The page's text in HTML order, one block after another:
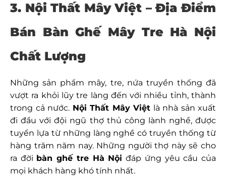
3. Nội Thất Mây Việt – Địa Điểm
Bán Bàn Ghế Mây Tre Hà Nội
Chất Lượng
Những sản phẩm mây, tre, nứa truyền thống đã
vượt ra khỏi lũy tre làng đến với nhiều tỉnh, thành
trong cả nước. Nội Thất Mây Việt là nhà sản xuất
đi đầu với đội ngũ thợ thủ công lành nghề, được
tuyển lựa từ những làng nghề có truyền thống từ
hàng trăm năm nay. Những người thợ này sẽ cho
ra đời bàn ghế tre Hà Nội đáp ứng yêu cầu của
mọi khách hàng khó tính nhất.